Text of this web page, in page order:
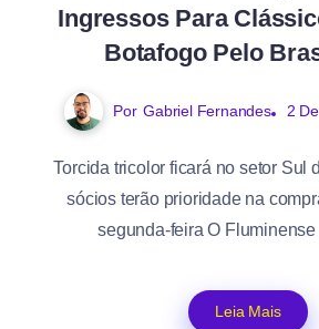
Ingressos Para
Botafogo Pelo
Por Gabriel Fernandes 2
Torcida tricolor ficará no setor Sul
sócios terão prioridade na
segunda-feira O
Leia Mais